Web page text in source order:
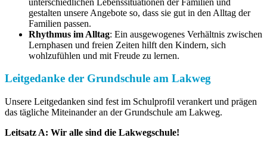
gestalten unsere Angebote so, dass sie gut in den Alltag der
Familien passen.
Rhythmus im Alltag: Ein ausgewogenes Verhältnis zwischen
Lernphasen und freien Zeiten hilft den Kindern, sich
wohlzufühlen und mit Freude zu lernen.
Leitgedanke der Grundschule am Lakweg
Unsere Leitgedanken sind fest im Schulprofil verankert und prägen
das tägliche Miteinander an der Grundschule am Lakweg.
Leitsatz A: Wir alle sind die Lakwegschule!